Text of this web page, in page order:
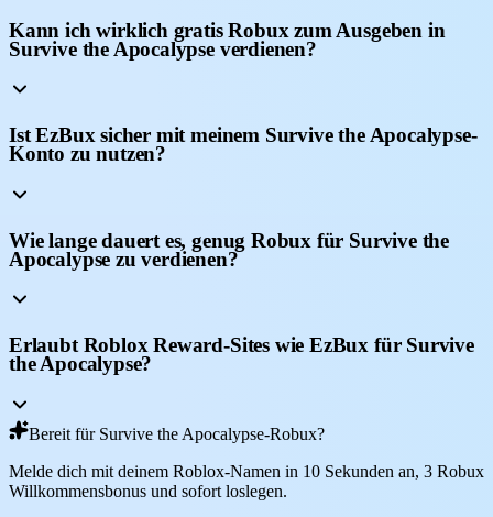
Kann ich wirklich gratis Robux zum Ausgeben in
Survive the Apocalypse verdienen?
Ist EzBux sicher mit meinem Survive the Apocalypse-
Konto zu nutzen?
Wie lange dauert es, genug Robux für Survive the
Apocalypse zu verdienen?
Erlaubt Roblox Reward-Sites wie EzBux für Survive
the Apocalypse?
Bereit für Survive the Apocalypse-Robux?
Melde dich mit deinem Roblox-Namen in 10 Sekunden an, 3 Robux
Willkommensbonus und sofort loslegen.